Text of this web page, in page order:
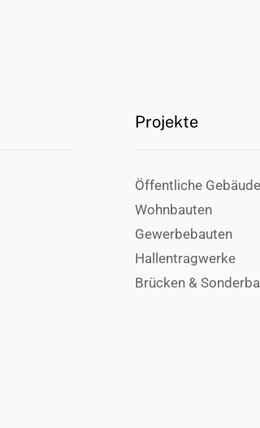
Projekte
Öffentliche Gebäude
Wohnbauten
Gewerbebauten
Hallentragwerke
Brücken &